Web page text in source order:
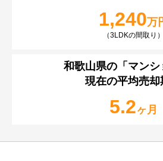
1,240万
（3LDKの間取り）
和歌山県の 「マン
現在の平均売却
5.2ヶ月